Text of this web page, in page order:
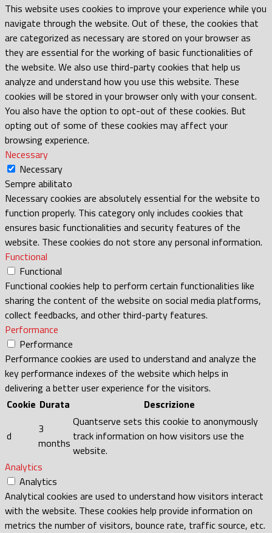
This website uses cookies to improve your experience while you
navigate through the website. Out of these, the cookies that
are categorized as necessary are stored on your browser as
they are essential for the working of basic functionalities of
the website. We also use third-party cookies that help us
analyze and understand how you use this website. These
cookies will be stored in your browser only with your consent.
You also have the option to opt-out of these cookies. But
opting out of some of these cookies may affect your
browsing experience.
Necessary
Necessary
Sempre abilitato
Necessary cookies are absolutely essential for the website to
function properly. This category only includes cookies that
ensures basic functionalities and security features of the
website. These cookies do not store any personal information.
Functional
Functional
Functional cookies help to perform certain functionalities like
sharing the content of the website on social media platforms,
collect feedbacks, and other third-party features.
Performance
Performance
Performance cookies are used to understand and analyze the
key performance indexes of the website which helps in
delivering a better user experience for the visitors.
Cookie Durata Descrizione
d
3
months
Quantserve sets this cookie to anonymously
track information on how visitors use the
website.
Analytics
Analytics
Analytical cookies are used to understand how visitors interact
with the website. These cookies help provide information on
metrics the number of visitors, bounce rate, traffic source, etc.